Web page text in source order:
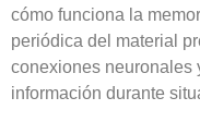
cómo funciona la
periódica del material
conexiones neuronales
información durante